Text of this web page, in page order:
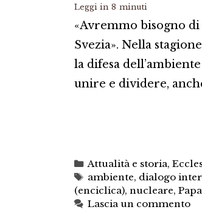
Leggi in 8 minuti
«Avremmo bisogno
Svezia». Nella
la difesa dell’ambiente
unire e dividere,
Categorie
Attualità e storia,
Tag
ambiente, dialogo
(enciclica), nucleare, Papa
Lascia un commento